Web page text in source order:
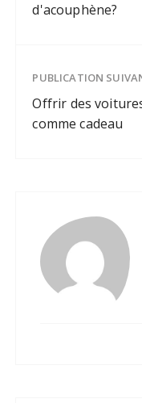
d'acouphène?
PUBLICATION
Offrir des
comme cadeau